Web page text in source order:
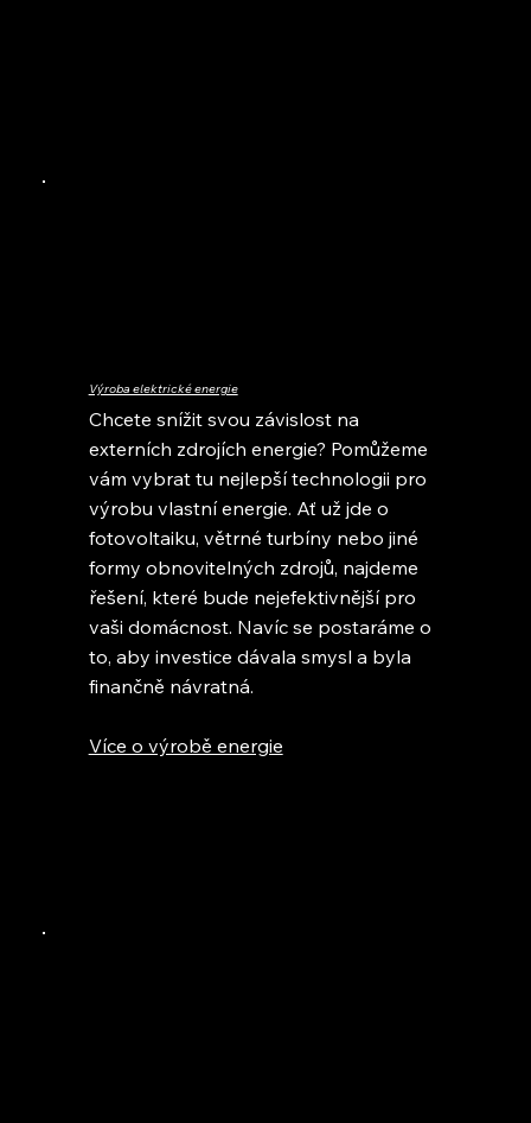
Výroba elektrické energie
Chcete snížit svou závislost na
externích zdrojích energie? Pomůžeme
vám vybrat tu nejlepší technologii pro
výrobu vlastní energie. Ať už jde o
fotovoltaiku, větrné turbíny nebo jiné
formy obnovitelných zdrojů, najdeme
řešení, které bude nejefektivnější pro
vaši domácnost. Navíc se postaráme o
to, aby investice dávala smysl a byla
finančně návratná.
Více o výrobě energie